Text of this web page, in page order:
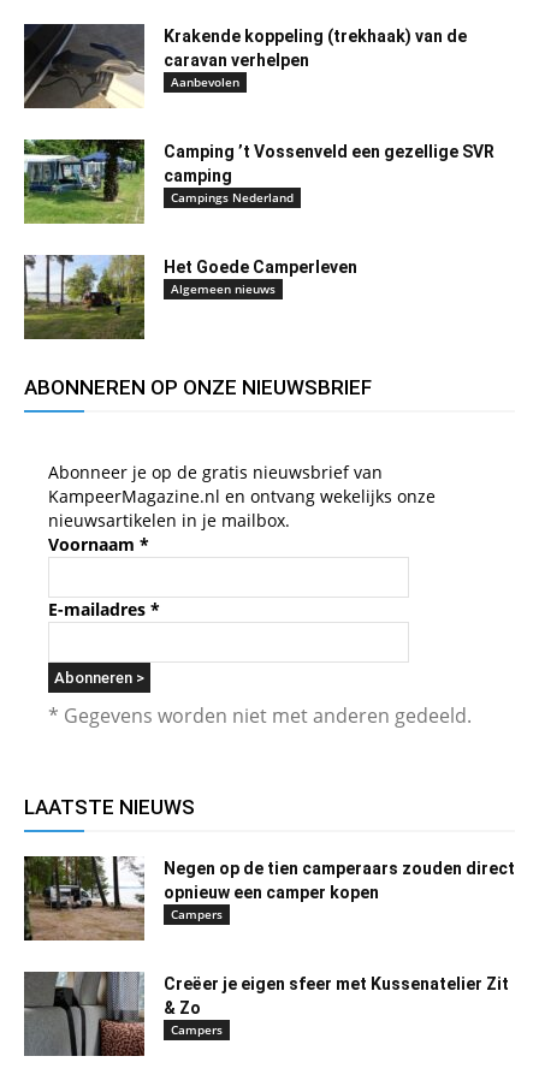
Krakende koppeling (trekhaak) van de
caravan verhelpen
Aanbevolen
Camping ’t Vossenveld een gezellige SVR
camping
Campings Nederland
Het Goede Camperleven
Algemeen nieuws
ABONNEREN OP ONZE NIEUWSBRIEF
Abonneer je op de gratis nieuwsbrief van
KampeerMagazine.nl en ontvang wekelijks onze
nieuwsartikelen in je mailbox.
Voornaam *
E-mailadres *
* Gegevens worden niet met anderen gedeeld.
LAATSTE NIEUWS
Negen op de tien camperaars zouden direct
opnieuw een camper kopen
Campers
Creëer je eigen sfeer met Kussenatelier Zit
& Zo
Campers